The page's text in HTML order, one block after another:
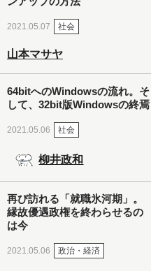
2021.05.07 社会
山本マサヤ
64bitへのWindowsの流れ。そ
して、32bit版Windowsの終焉
2021.05.06 社会
柳井政和
再び訪れる「就職氷河期」。
縁故優遇政権を終わらせるの
は今
2021.05.06 政治・経済